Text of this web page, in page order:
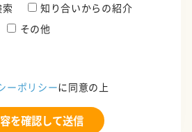
知り合いからの紹介
その他
ーポリシーに同意の上